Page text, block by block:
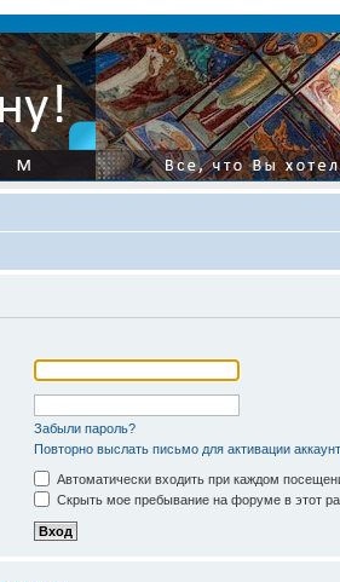
Забыли пароль?
Повторно выслать письмо для активации
Автоматически входить при каждом
Скрыть мое пребывание на форуме в этот